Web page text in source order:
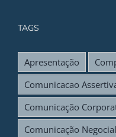
TAGS
Apresentação
Comunicacao
Comunicação
Comunicação Negocial